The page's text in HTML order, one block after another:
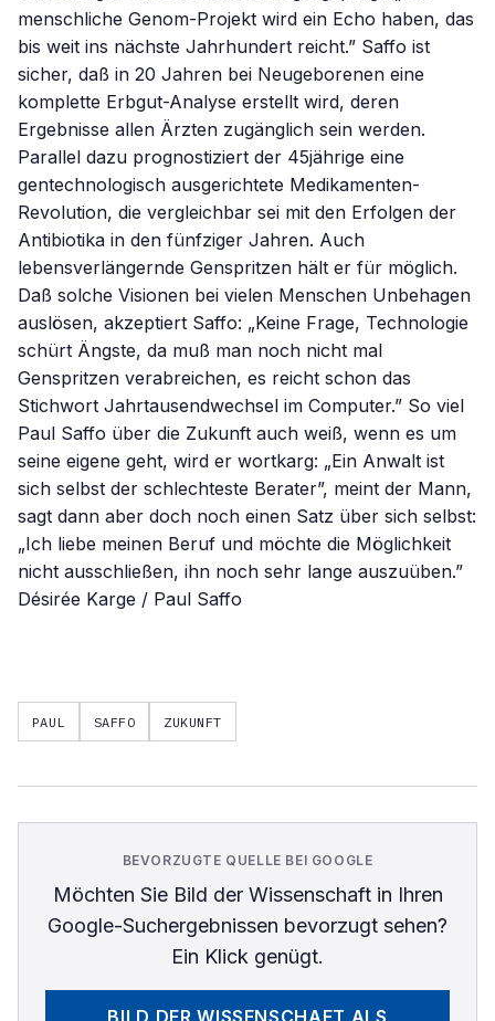
PAUL SAFFO ZUKUNFT
BEVORZUGTE QUELLE BEI GOOGLE
Möchten Sie Bild der Wissenschaftin Ihren
Google-Suchergebnissen bevorzugt sehen?
Ein Klick genügt.
BILD DER WISSENSCHAFT ALS